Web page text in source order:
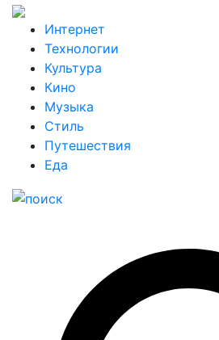
Интернет
Технологии
Культура
Кино
Музыка
Стиль
Путешествия
Еда